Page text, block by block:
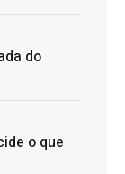
do
o que